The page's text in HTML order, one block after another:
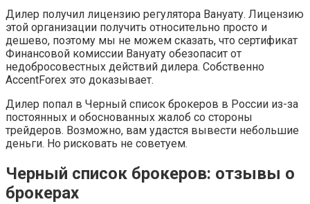
Дилер получил лицензию регулятора Вануату. Лицензию
этой организации получить относительно просто и
дешево, поэтому мы не можем сказать, что сертификат
Финансовой комиссии Вануату обезопасит от
недобросовестных действий дилера. Собственно
AccentForex это доказывает.
Дилер попал в Черный список брокеров в России из-за
постоянных и обоснованных жалоб со стороны
трейдеров. Возможно, вам удастся вывести небольшие
деньги. Но рисковать не советуем.
Черный список брокеров: отзывы о
брокерах